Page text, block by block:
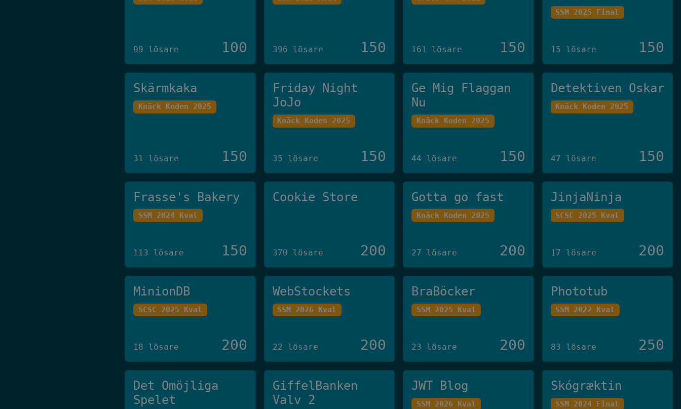
99 lösare 100 396 lösare 150 161 lösare 150
SSM 2025 Final
15 lösare 150
Skärmkaka
Knäck Koden 2025
31 lösare 150
Friday Night
JoJo
Knäck Koden 2025
35 lösare 150
Ge Mig Flaggan
Nu
Knäck Koden 2025
44 lösare 150
Detektiven Oskar
Knäck Koden 2025
47 lösare 150
Frasse's Bakery
SSM 2024 Kval
113 lösare 150
Cookie Store
370 lösare 200
Gotta go fast
Knäck Koden 2025
27 lösare 200
JinjaNinja
SCSC 2025 Kval
17 lösare 200
MinionDB
SCSC 2025 Kval
18 lösare 200
WebStockets
SSM 2026 Kval
22 lösare 200
BraBöcker
SSM 2025 Kval
23 lösare 200
Phototub
SSM 2022 Kval
83 lösare 250
Det Omöjliga
Spelet
GiffelBanken
Valv 2
JWT Blog
SSM 2026 Kval
Skógræktin
SSM 2024 Final